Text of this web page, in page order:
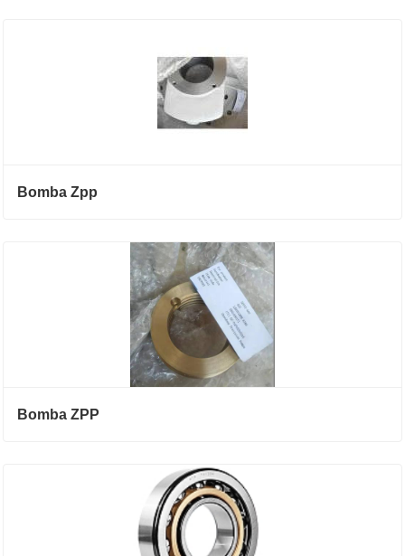
Bomba Zpp
Bomba ZPP